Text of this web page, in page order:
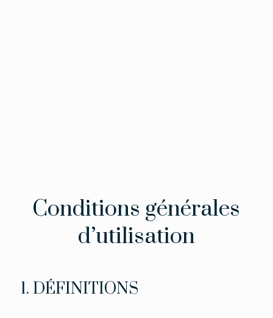
Conditions générales
d’utilisation
1. DÉFINITIONS